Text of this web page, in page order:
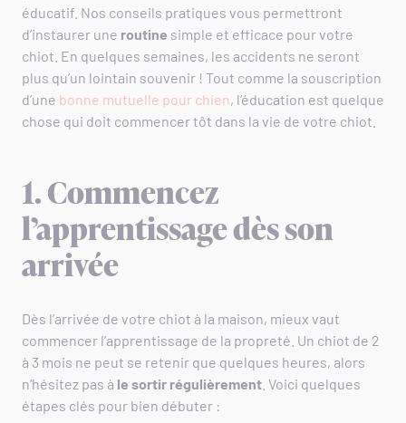
éducatif. Nos conseils pratiques vous permettront
d’instaurer une routine simple et efficace pour votre
chiot. En quelques semaines, les accidents ne seront
plus qu’un lointain souvenir ! Tout comme la souscription
d’une bonne mutuelle pour chien, l’éducation est quelque
chose qui doit commencer tôt dans la vie de votre chiot.
1. Commencez
l’apprentissage dès son
arrivée
Dès l’arrivée de votre chiot à la maison, mieux vaut
commencer l’apprentissage de la propreté. Un chiot de 2
à 3 mois ne peut se retenir que quelques heures, alors
n’hésitez pas à le sortir régulièrement . Voici quelques
étapes clés pour bien débuter :